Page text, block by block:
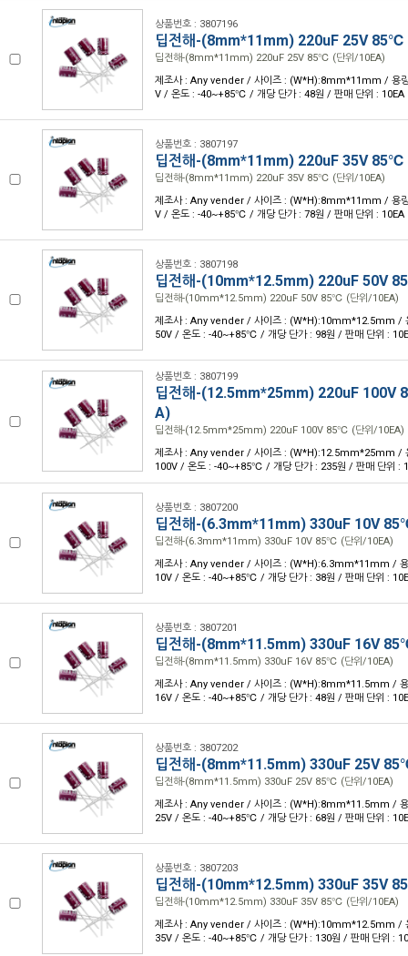
상품번호 : 3807196
딥전해-(8mm*11mm) 220uF 25V 85℃
딥전해-(8mm*11mm) 220uF 25V 85℃ (단위/10EA)
제조사 : Any vender / 사이즈 : (W*H):8mm*11mm / 용
V / 온도 : -40~+85℃ / 개당 단가 : 48원 / 판매 단위 : 10EA
상품번호 : 3807197
딥전해-(8mm*11mm) 220uF 35V 85℃
딥전해-(8mm*11mm) 220uF 35V 85℃ (단위/10EA)
제조사 : Any vender / 사이즈 : (W*H):8mm*11mm / 용
V / 온도 : -40~+85℃ / 개당 단가 : 78원 / 판매 단위 : 10EA
상품번호 : 3807198
딥전해-(10mm*12.5mm) 220uF 50V
딥전해-(10mm*12.5mm) 220uF 50V 85℃ (단위/10EA)
제조사 : Any vender / 사이즈 : (W*H):10mm*12.5mm /
50V / 온도 : -40~+85℃ / 개당 단가 : 98원 / 판매 단위 :
상품번호 : 3807199
딥전해-(12.5mm*25mm) 220uF 100V
A)
딥전해-(12.5mm*25mm) 220uF 100V 85℃ (단위/10EA)
제조사 : Any vender / 사이즈 : (W*H):12.5mm*25mm /
100V / 온도 : -40~+85℃ / 개당 단가 : 235원 / 판매 단위 :
상품번호 : 3807200
딥전해-(6.3mm*11mm) 330uF 10V
딥전해-(6.3mm*11mm) 330uF 10V 85℃ (단위/10EA)
제조사 : Any vender / 사이즈 : (W*H):6.3mm*11mm /
10V / 온도 : -40~+85℃ / 개당 단가 : 38원 / 판매 단위 :
상품번호 : 3807201
딥전해-(8mm*11.5mm) 330uF 16V
딥전해-(8mm*11.5mm) 330uF 16V 85℃ (단위/10EA)
제조사 : Any vender / 사이즈 : (W*H):8mm*11.5mm /
16V / 온도 : -40~+85℃ / 개당 단가 : 48원 / 판매 단위 :
상품번호 : 3807202
딥전해-(8mm*11.5mm) 330uF 25V
딥전해-(8mm*11.5mm) 330uF 25V 85℃ (단위/10EA)
제조사 : Any vender / 사이즈 : (W*H):8mm*11.5mm /
25V / 온도 : -40~+85℃ / 개당 단가 : 68원 / 판매 단위 :
상품번호 : 3807203
딥전해-(10mm*12.5mm) 330uF 35V
딥전해-(10mm*12.5mm) 330uF 35V 85℃ (단위/10EA)
제조사 : Any vender / 사이즈 : (W*H):10mm*12.5mm /
35V / 온도 : -40~+85℃ / 개당 단가 : 130원 / 판매 단위 :